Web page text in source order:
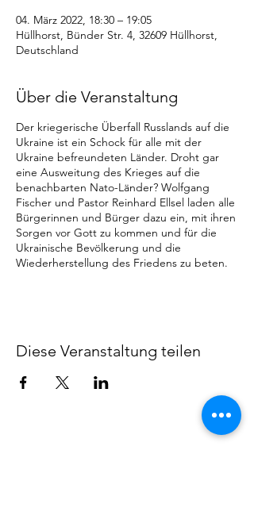
04. März 2022, 18:30 – 19:05
Hüllhorst, Bünder Str. 4, 32609 Hüllhorst,
Deutschland
Über die Veranstaltung
Der kriegerische Überfall Russlands auf die
Ukraine ist ein Schock für alle mit der
Ukraine befreundeten Länder. Droht gar
eine Ausweitung des Krieges auf die
benachbarten Nato-Länder? Wolfgang
Fischer und Pastor Reinhard Ellsel laden alle
Bürgerinnen und Bürger dazu ein, mit ihren
Sorgen vor Gott zu kommen und für die
Ukrainische Bevölkerung und die
Wiederherstellung des Friedens zu beten.
Diese Veranstaltung teilen